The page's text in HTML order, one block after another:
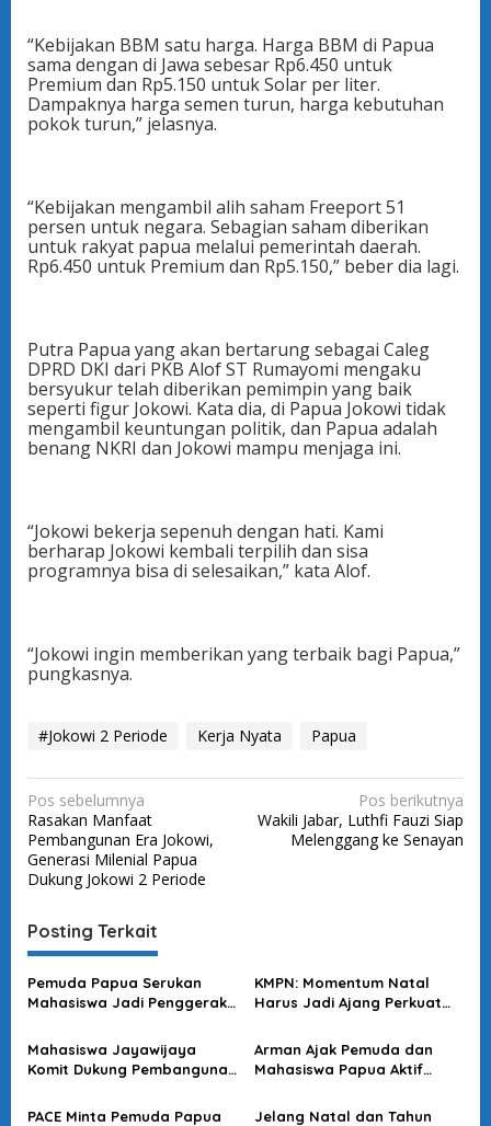
“Kebijakan BBM satu harga. Harga BBM di Papua
sama dengan di Jawa sebesar Rp6.450 untuk
Premium dan Rp5.150 untuk Solar per liter.
Dampaknya harga semen turun, harga kebutuhan
pokok turun,” jelasnya.
“Kebijakan mengambil alih saham Freeport 51
persen untuk negara. Sebagian saham diberikan
untuk rakyat papua melalui pemerintah daerah.
Rp6.450 untuk Premium dan Rp5.150,” beber dia lagi.
Putra Papua yang akan bertarung sebagai Caleg
DPRD DKI dari PKB Alof ST Rumayomi mengaku
bersyukur telah diberikan pemimpin yang baik
seperti figur Jokowi. Kata dia, di Papua Jokowi tidak
mengambil keuntungan politik, dan Papua adalah
benang NKRI dan Jokowi mampu menjaga ini.
“Jokowi bekerja sepenuh dengan hati. Kami
berharap Jokowi kembali terpilih dan sisa
programnya bisa di selesaikan,” kata Alof.
“Jokowi ingin memberikan yang terbaik bagi Papua,”
pungkasnya.
#Jokowi 2 Periode Kerja Nyata Papua
N
a
v
i
g
a
s
i
p
o
s
Pos sebelumnya
Rasakan Manfaat
Pembangunan Era Jokowi,
Generasi Milenial Papua
Dukung Jokowi 2 Periode
Pos berikutnya
Wakili Jabar, Luthfi Fauzi Siap
Melenggang ke Senayan
Posting Terkait
Pemuda Papua Serukan
Mahasiswa Jadi Penggerak
KMPN: Momentum Natal
Harus Jadi Ajang Perkuat
Papua
Mahasiswa Jayawijaya
Komit Dukung Pembangunan
Emas
Arman Ajak Pemuda dan
Mahasiswa Papua Aktif
Persatuan Bangsa
PACE Minta Pemuda Papua
Jelang Natal dan Tahun